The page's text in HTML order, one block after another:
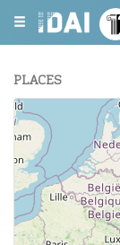
PLACES
+
−